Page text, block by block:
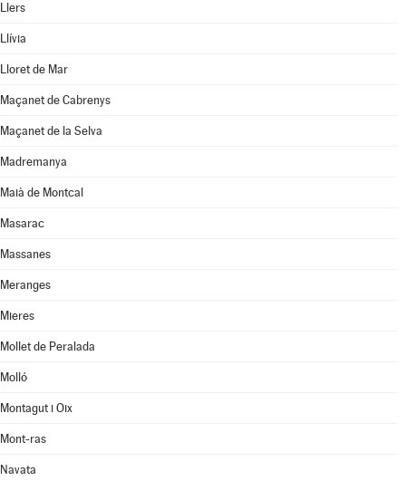
Llers
Llívia
Lloret de Mar
Maçanet de Cabrenys
Maçanet de la Selva
Madremanya
Maià de Montcal
Masarac
Massanes
Meranges
Mieres
Mollet de Peralada
Molló
Montagut i Oix
Mont-ras
Navata